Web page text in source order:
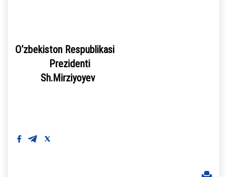
O‘zbekiston Respublikasi
Prezidenti
Sh.Mirziyoyev